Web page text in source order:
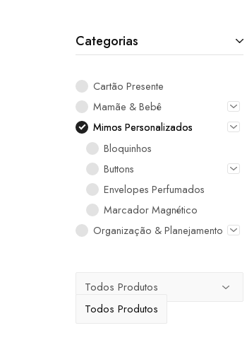
Categorias
Cartão Presente
Mamãe & Bebê
Mimos Personalizados
Bloquinhos
Buttons
Envelopes Perfumados
Marcador Magnético
Organização & Planejamento
Todos Produtos